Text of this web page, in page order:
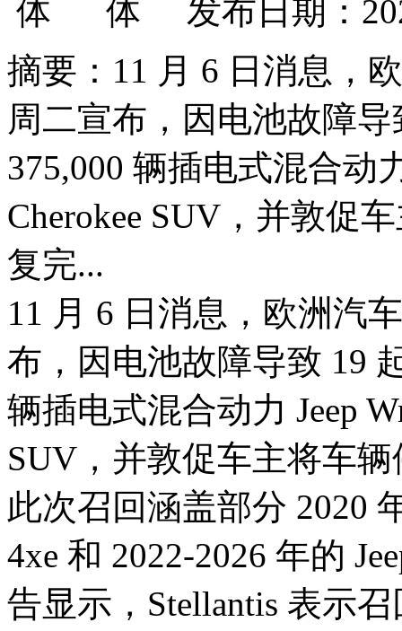
发布日期：
摘要：11 月 6 日消息，
周二宣布，因电池故障
375,000 辆插电式混合动
Cherokee SUV，并敦促
复完...
11 月 6 日消息，欧洲汽
布，因电池故障导致 19
辆插电式混合动力 Jeep
SUV，并敦促车主将车
此次召回涵盖部分 2020
4xe 和 2022-2026 年的
告显示，Stellantis 表示